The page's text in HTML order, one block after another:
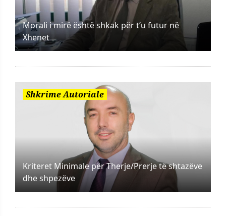
Morali i mirë është shkak për t’u futur në
Xhenet
Shkrime Autoriale
Kriteret Minimale për Therje/Prerje të shtazëve
dhe shpezëve